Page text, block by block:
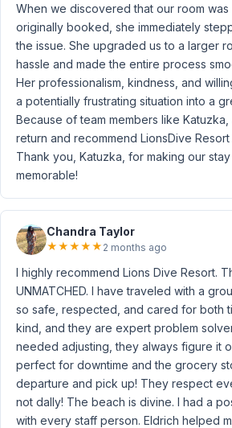
When we discovered that our room was
originally booked, she immediately
the issue. She upgraded us to a larger
hassle and made the entire process
Her professionalism, kindness, and
a potentially frustrating situation into a
Because of team members like
return and recommend LionsDive
Thank you, Katuzka, for making our
memorable!
Chandra Taylor
★★★★★ 2 months ago
I highly recommend Lions Dive Resort.
UNMATCHED. I have traveled with a
so safe, respected, and cared for both
kind, and they are expert problem
needed adjusting, they always figure it
perfect for downtime and the grocery
departure and pick up! They respect
not dally! The beach is divine. I had a
with every staff person. Eldrich helped